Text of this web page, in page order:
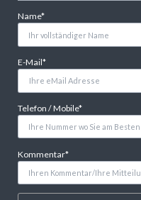
Pflichtfeld
Name*
Pflichtfeld
E-Mail*
Pflichtfeld
Telefon / Mobile*
Pflichtfeld
Kommentar*